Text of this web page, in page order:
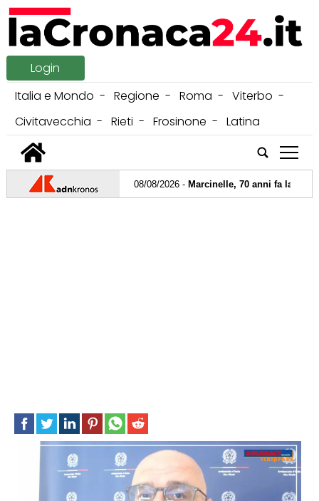
Login
Italia e Mondo
Regione Roma
Viterbo
Civitavecchia
Rieti Frosinone
Latina
tap
08/08/2026 -Marcinelle, 70 anni fa la strage